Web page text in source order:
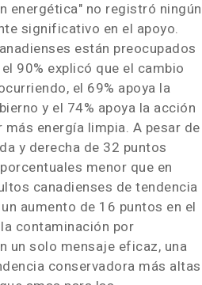
energética" no registró ningún
significativo en el apoyo.
están preocupados
90% explicó que el cambio
el 69% apoya la
y el 74% apoya la acción
energía limpia. A pesar de
y derecha de 32 puntos
menor que en
canadienses de tendencia
aumento de 16 puntos en el
contaminación por
un solo mensaje eficaz, una
conservadora más altas